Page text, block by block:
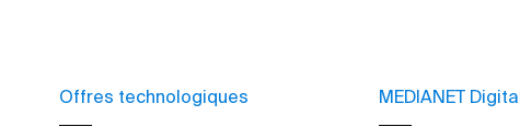
Offres technologiques MEDIANET